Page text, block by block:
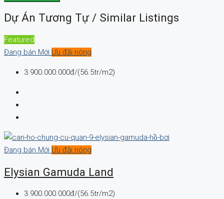
Dự Án Tương Tự / Similar Listings
Featured
Đang bán Mới Ưu đãi nóng
3.900.000.000đ/(56.5tr/m2)
Đang bán Mới Ưu đãi nóng
Elysian Gamuda Land
3.900.000.000đ/(56.5tr/m2)